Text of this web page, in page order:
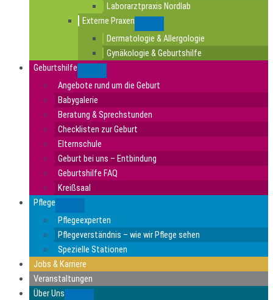
Laborarztpraxis Nordlab
Externe Praxen
Dermatologie & Allergologie
Gynäkologie & Geburtshilfe
Geburtshilfe
Angebote rund um die Geburt
Babygalerie
Beratung & Sprechstunden
Checklisten zur Geburt
Elternschule
Geburt bei uns – Entbindung
Geburtshilfe FAQ
Kreißsaal
Pflege
Pflegeexperten
Pflegeverständnis – wie wir Pflege sehen
Spezielle Stationen
Jobs & Karriere
Veranstaltungen
Über Uns